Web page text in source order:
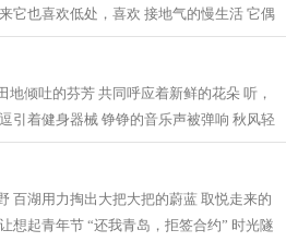
它也喜欢低处，喜欢 接地气的慢生活 它偶
声...
地倾吐的芬芳 共同呼应着新鲜的花朵 听，
引着健身器械 铮铮的音乐声被弹响 秋风轻
...
百湖用力掏出大把大把的蔚蓝 取悦走来的
想起青年节 “还我青岛，拒签合约” 时光隧